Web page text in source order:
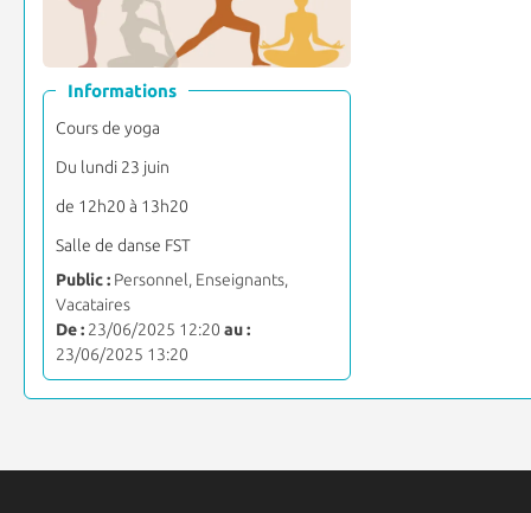
Informations
Cours de yoga
Du lundi 23 juin
de 12h20 à 13h20
Salle de danse FST
Public :Personnel, Enseignants,
Vacataires
De :23/06/2025 12:20 au :
23/06/2025 13:20